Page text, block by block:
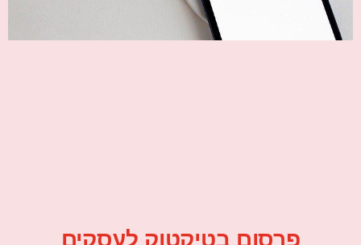
פרסום בטיקטוק לעסקים